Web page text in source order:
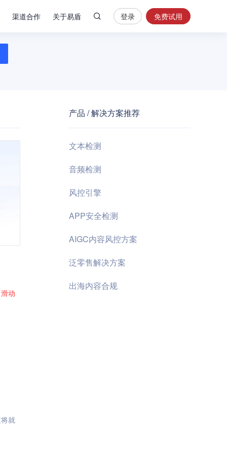
渠道合作 关于易盾
安
全
控
登录 免费试用
滑动
就
产品 / 解决方案推荐
文本检测
音频检测
风控引擎
APP安全检测
AIGC内容风控方案
泛零售解决方案
出海内容合规